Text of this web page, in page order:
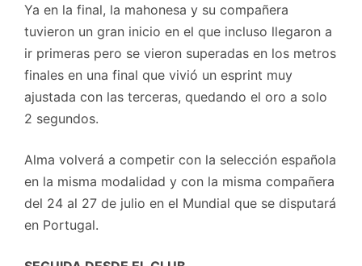
Ya en la final, la mahonesa y su compañera
tuvieron un gran inicio en el que incluso llegaron a
ir primeras pero se vieron superadas en los metros
finales en una final que vivió un esprint muy
ajustada con las terceras, quedando el oro a solo
2 segundos.
Alma volverá a competir con la selección española
en la misma modalidad y con la misma compañera
del 24 al 27 de julio en el Mundial que se disputará
en Portugal.